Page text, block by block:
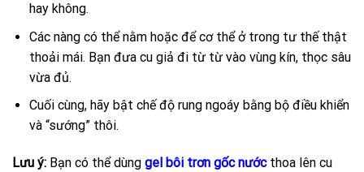
hay không.
Các nàng có thể nằm hoặc để cơ thể ở trong tư thế thật
thoải mái. Bạn đưa cu giả đi từ từ vào vùng kín, thọc sâu
vừa đủ.
Cuối cùng, hãy bật chế độ rung ngoáy bằng bộ điều khiển
và “sướng” thôi.
Lưu ý: Bạn có thể dùng gel bôi trơn gốc nướcthoa lên cu